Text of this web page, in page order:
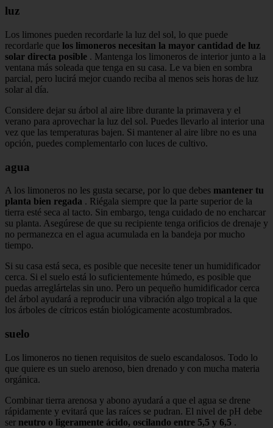
luz
Los limones pueden recordarle la luz del sol, lo que puede
recordarle que los limoneros necesitan la mayor cantidad de luz
solar directa posible . Mantenga los limoneros de interior junto a la
ventana más soleada que tenga en su casa. Le va bien en sombra
parcial, pero lucirá mejor cuando reciba al menos seis horas de luz
solar al día.
Considere dejar su árbol al aire libre durante la primavera y el
verano para aprovechar la luz del sol. Puedes llevarlo al interior una
vez que las temperaturas bajen. Si mantener al aire libre no es una
opción, puedes complementarlo con luces de cultivo.
agua
A los limoneros no les gusta secarse, por lo que debes mantener tu
planta bien regada . Riégala siempre que la parte superior de la
tierra esté seca al tacto. Sin embargo, tenga cuidado de no encharcar
su planta. Asegúrese de que su recipiente tenga orificios de drenaje y
no permanezca en el agua acumulada en la bandeja por mucho
tiempo.
Si su casa está seca, es posible que necesite tener un humidificador
cerca. Si el suelo está lo suficientemente húmedo, es posible que
puedas arreglártelas sin uno. Pero un pequeño humidificador cerca
del árbol ayudará a reproducir una vibración algo tropical a la que
los árboles de cítricos están biológicamente acostumbrados.
suelo
Los limoneros no tienen requisitos de suelo escandalosos. Todo lo
que quiere es un suelo arenoso, bien drenado y con mucha materia
orgánica.
Combinar tierra arenosa y abono ayudará a que el agua se drene
rápidamente y evitará que las raíces se pudran. El nivel de pH debe
ser neutro o ligeramente ácido, oscilando entre 5,5 y 6,5 .